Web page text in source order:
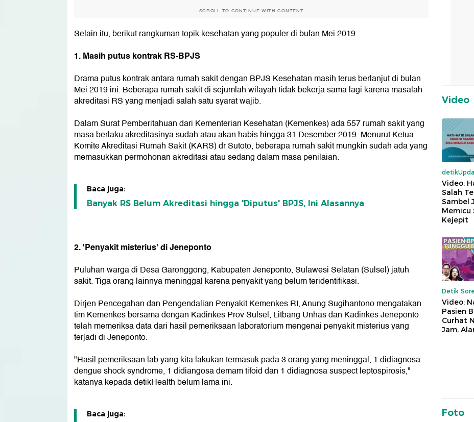
SCROLL TO CONTINUE WITH CONTENT
Selain itu, berikut rangkuman topik kesehatan yang populer di bulan Mei 2019.
1. Masih putus kontrak RS-BPJS
Drama putus kontrak antara rumah sakit dengan BPJS Kesehatan masih terus berlanjut di bulan
Mei 2019 ini. Beberapa rumah sakit di sejumlah wilayah tidak bekerja sama lagi karena masalah
akreditasi RS yang menjadi salah satu syarat wajib.
Dalam Surat Pemberitahuan dari Kementerian Kesehatan (Kemenkes) ada 557 rumah sakit yang
masa berlaku akreditasinya sudah atau akan habis hingga 31 Desember 2019. Menurut Ketua
Komite Akreditasi Rumah Sakit (KARS) dr Sutoto, beberapa rumah sakit mungkin sudah ada yang
memasukkan permohonan akreditasi atau sedang dalam masa penilaian.
Baca juga:
Banyak RS Belum Akreditasi hingga 'Diputus' BPJS, Ini Alasannya
2. 'Penyakit misterius' di Jeneponto
Puluhan warga di Desa Garonggong, Kabupaten Jeneponto, Sulawesi Selatan (Sulsel) jatuh
sakit. Tiga orang lainnya meninggal karena penyakit yang belum teridentifikasi.
Dirjen Pencegahan dan Pengendalian Penyakit Kemenkes RI, Anung Sugihantono mengatakan
tim Kemenkes bersama dengan Kadinkes Prov Sulsel, Litbang Unhas dan Kadinkes Jeneponto
telah memeriksa data dari hasil pemeriksaan laboratorium mengenai penyakit misterius yang
terjadi di Jeneponto.
"Hasil pemeriksaan lab yang kita lakukan termasuk pada 3 orang yang meninggal, 1 didiagnosa
dengue shock syndrome, 1 didiangosa demam tifoid dan 1 didiagnosa suspect leptospirosis,"
katanya kepada detikHealth belum lama ini.
Baca juga:
Video
Video:
Salah
Sambel
Memicu
Kejepit
Detik
Video:
Pasien
Curhat
Jam,
Foto